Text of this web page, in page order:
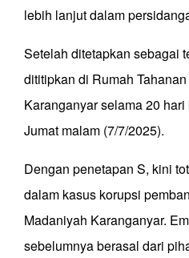
lebih lanjut dalam
Setelah ditetapkan sebagai
dititipkan di Rumah
Karanganyar selama 20
Jumat malam (7/7/2025).
Dengan penetapan S, kini
dalam kasus korupsi
Madaniyah Karanganyar.
sebelumnya berasal dari